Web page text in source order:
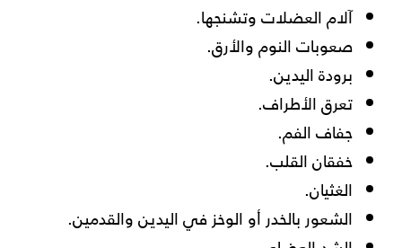
آلام العضلات وتشنجها.
صعوبات النوم والأرق.
برودة اليدين.
تعرق الأطراف.
جفاف الفم.
خفقان القلب.
الغثيان.
الشعور بالخدر أو الوخز في اليدين والقدمين.